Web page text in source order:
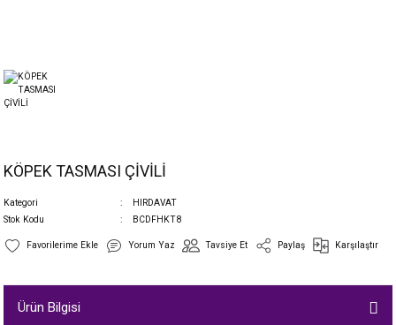
KÖPEK TASMASI ÇİVİLİ
Kategori
HIRDAVAT
Stok Kodu
BCDFHKT8
Yorum Yaz Tavsiye Et Paylaş Karşılaştır
Ürün Bilgisi